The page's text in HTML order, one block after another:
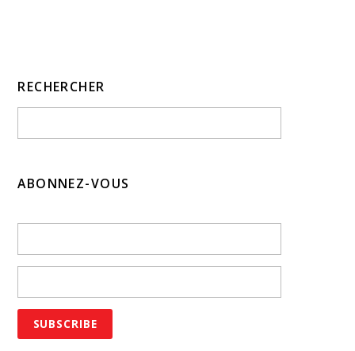
RECHERCHER
ABONNEZ-VOUS